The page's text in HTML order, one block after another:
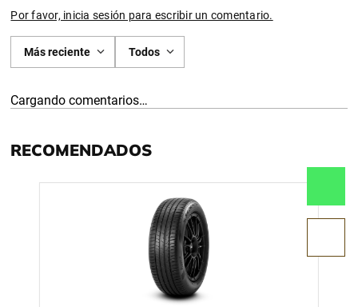
Por favor, inicia sesión para escribir un comentario.
Más reciente Todos
Cargando comentarios…
RECOMENDADOS